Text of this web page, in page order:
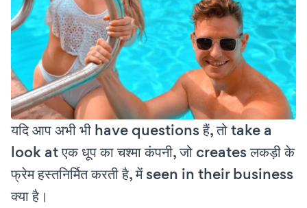
यदि आप अभी भी have questions हैं, तो take a
look at एक धूप का चश्मा कंपनी, जो creates लकड़ी के
फ्रेम हस्तनिर्मित करती है, में seen in their business
क्या है।